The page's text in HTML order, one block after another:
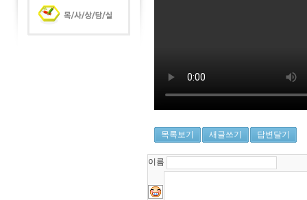
목록보기 새글쓰기 답변달기
이름